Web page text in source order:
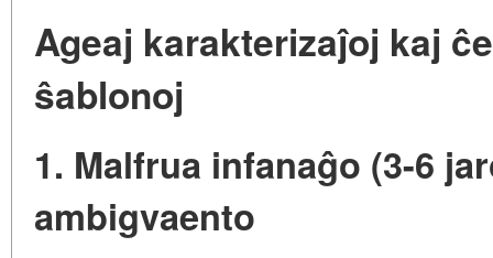
Ageaj karakterizaĵoj kaj
ŝablonoj
1. Malfrua infanaĝo (3-6
ambigvaento